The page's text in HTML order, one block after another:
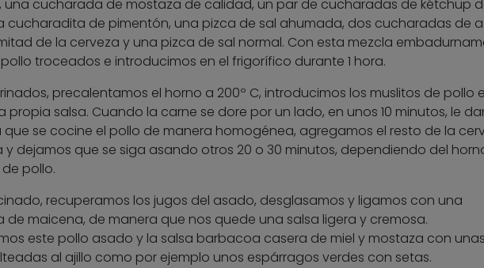
una cucharada de mostaza de calidad, un par de cucharadas de kétchup
cucharadita de pimentón, una pizca de sal ahumada, dos cucharadas de
de la cerveza y una pizca de sal normal. Con esta mezcla
troceados e introducimos en el frigorífico durante 1 hora.
precalentamos el horno a 200º C, introducimos los muslitos de pollo
propia salsa. Cuando la carne se dore por un lado, en unos 10 minutos, le
que se cocine el pollo de manera homogénea, agregamos el resto de la
y dejamos que se siga asando otros 20 o 30 minutos, dependiendo del
pollo.
recuperamos los jugos del asado, desglasamos y ligamos con una
de maicena, de manera que nos quede una salsa ligera y cremosa.
este pollo asado y la salsa barbacoa casera de miel y mostaza con
al ajillo como por ejemplo unos espárragos verdes con setas.